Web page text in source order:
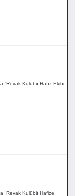
“Revak Kulübü Hafız Ekibi-
“Revak Kulübü Hafize